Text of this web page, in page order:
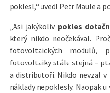
poklesl,“ uvedl Petr Maule a
„Asi jakýkoliv pokles
který nikdo neočekával.
fotovoltaických
fotovoltaiky stále stejná –
a distributoři. Nikdo nevzal
náklady nepoklesly. Naopak